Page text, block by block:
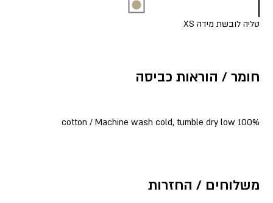
טליה לובשת מידה XS
חומר / הוראות כביסה
100% cotton / Machine wash cold, tumble dry low
משלוחים / החזרות